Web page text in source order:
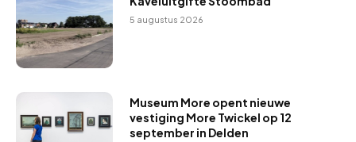
5 augustus 2026
Museum More opent nieuwe
vestiging More Twickel op 12
september in Delden